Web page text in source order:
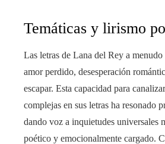
Temáticas y lirismo
Las letras de Lana del Rey a
amor perdido, desesperación
escapar. Esta capacidad para
complejas en sus letras ha resonado
dando voz a inquietudes universales
poético y emocionalmente cargado.